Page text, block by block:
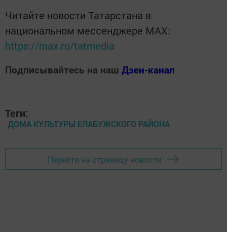
Читайте новости Татарстана в
национальном мессенджере MАХ:
https://max.ru/tatmedia
Подписывайтесь на наш Дзен-канал
Теги:
ДОМА КУЛЬТУРЫ ЕЛАБУЖСКОГО РАЙОНА
Перейти на страницу новости